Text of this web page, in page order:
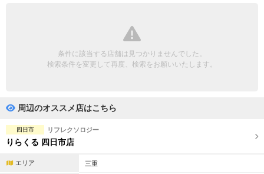
団体様歓迎
ペアルームあり
フットバスあり
条件に該当する店舗は見つかりませんでした。
検索条件を変更して再度、検索をお願いいたします。
周辺のオススメ店はこちら
四日市 リフレクソロジー
りらくる 四日市店
エリア 三重